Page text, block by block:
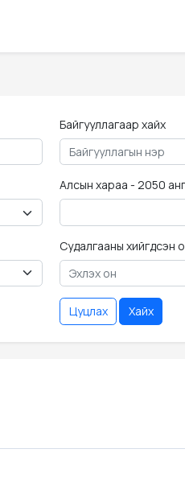
Байгууллагаар хайх
Алсын хараа - 2050
Судалгааны хийгдсэн
Цуцлах Хайх